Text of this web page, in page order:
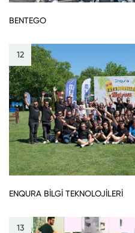
BENTEGO
12
ENQURA BİLGİ TEKNOLOJİLERİ
13